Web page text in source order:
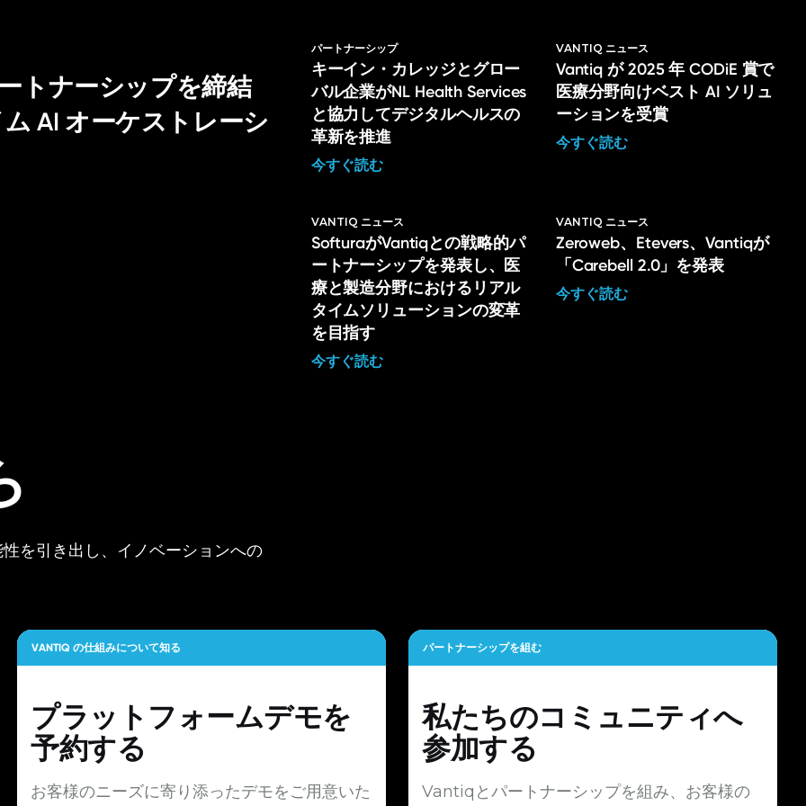
トナーシップを締結
AI オーケストレーシ
パートナーシップ
キーイン・カレッジとグロー
バル企業がNL Health Services
と協力してデジタルヘルスの
革新を推進
今すぐ読む
VANTIQ ニュース
Vantiq が 2025 年 CODiE 賞で
医療分野向けベスト AI ソリュ
ーションを受賞
今すぐ読む
VANTIQ ニュース
SofturaがVantiqとの戦略的パ
ートナーシップを発表し、医
療と製造分野におけるリアル
タイムソリューションの変革
を目指す
今すぐ読む
VANTIQ ニュース
Zeroweb、Etevers、Vantiqが
「Carebell 2.0」を発表
今すぐ読む
を引き出し、イノベーションへの
VANTIQ の仕組みについて知る
プラットフォームデモを
予約する
お客様のニーズに寄り添ったデモをご用意いた
パートナーシップを組む
私たちのコミュニティへ
参加する
Vantiqとパートナーシップを組み、お客様の